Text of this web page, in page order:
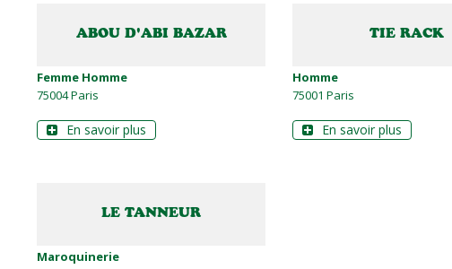
TIE RACK
Homme
75001 Paris
En savoir plus
ABOU D'ABI BAZAR
Femme Homme
75004 Paris
En savoir plus
LE TANNEUR
Maroquinerie